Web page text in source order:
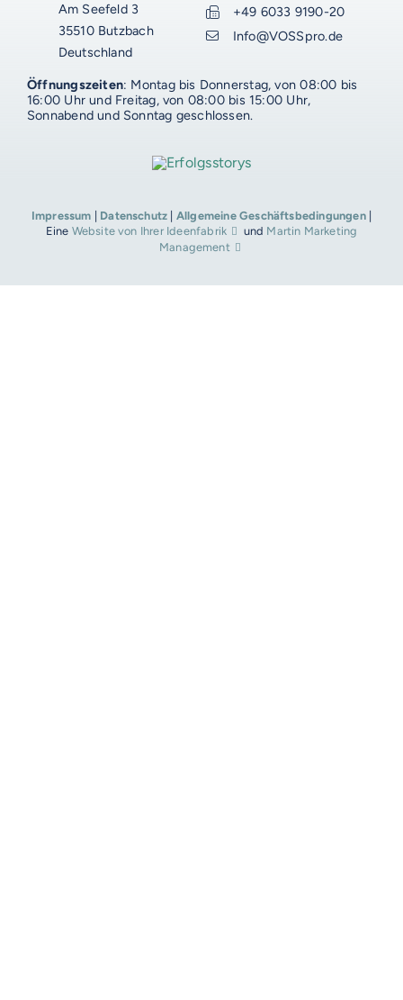
Am Seefeld 3
35510 Butzbach
Deutschland
+49 6033 9190-20
Info@VOSSpro.de
Öffnungszeiten: Montag bis Donnerstag, von 08:00 bis
16:00 Uhr und Freitag, von 08:00 bis 15:00 Uhr,
Sonnabend und Sonntag geschlossen.
Impressum Datenschutz Allgemeine Geschäftsbedingungen|
Eine Website von Ihrer Ideenfabrik und Martin Marketing
Management